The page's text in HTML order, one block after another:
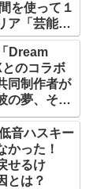
を使って１
ア「芸能人
いるのは全
Dream
のコラボ
同制作者が
の夢、そし
」
音ハスキー
かった！
せるけ
とは？